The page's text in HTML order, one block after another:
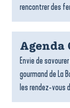
rencontrer des
Agenda
Envie de
gourmand de La
les rendez-vous